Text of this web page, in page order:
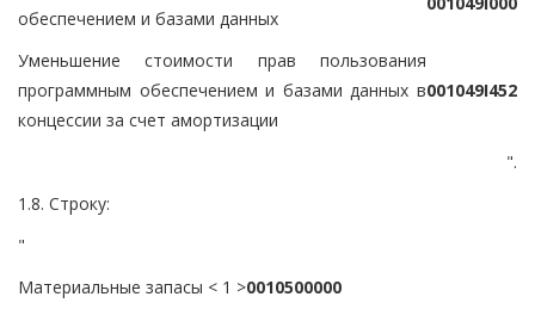
обеспечением и базами данных
Уменьшение стоимости прав пользования
программным обеспечением и базами данных в
концессии за счет амортизации
001049I452
".
1.8. Строку:
"
Материальные запасы < 1 >0010500000